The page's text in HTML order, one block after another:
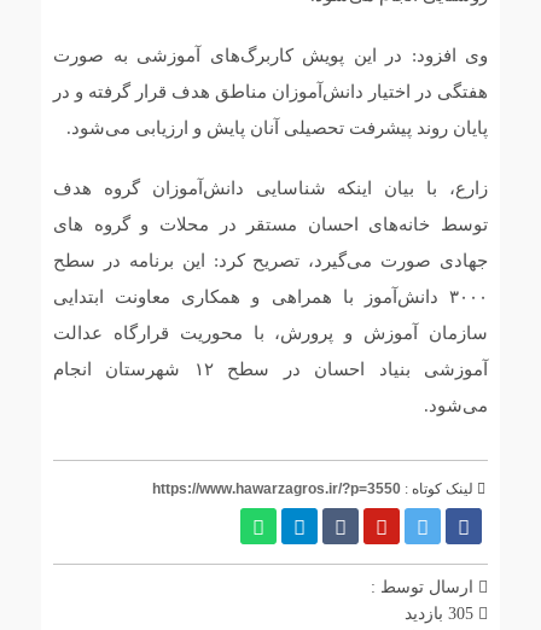
وی افزود: در این پویش کاربرگ‌های آموزشی به صورت
هفتگی در اختیار دانش‌آموزان مناطق هدف قرار گرفته و در
پایان روند پیشرفت تحصیلی آنان پایش و ارزیابی می‌شود.
زارع، با بیان اینکه شناسایی دانش‌آموزان گروه هدف
توسط خانه‌های احسان مستقر در محلات و گروه های
جهادی صورت می‌گیرد، تصریح کرد: این برنامه در سطح
۳۰۰۰ دانش‌آموز با همراهی و همکاری معاونت ابتدایی
سازمان آموزش و پرورش، با محوریت قرارگاه عدالت
آموزشی بنیاد احسان در سطح ۱۲ شهرستان انجام
می‌شود.
لینک کوتاه : https://www.hawarzagros.ir/?p=3550
ارسال توسط :